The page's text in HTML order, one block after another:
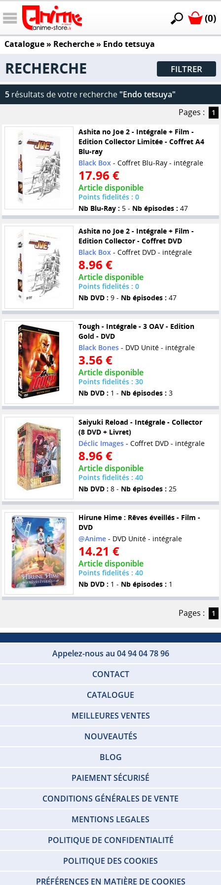
(0)
Catalogue» Recherche » Endo tetsuya
RECHERCHE FILTRER
5 résultats de votre recherche "Endo tetsuya"
Pages :
1
Ashita no Joe 2 - Intégrale + Film -
Edition Collector Limitée - Coffret A4
Blu-ray
Black Box- Coffret Blu-Ray - intégrale
17.96 €
Article disponible
Points fidelités : 0
Nb Blu-Ray : 5 - Nb épisodes : 47
Ashita no Joe 2 - Intégrale + Film -
Edition Collector - Coffret DVD
Black Box- Coffret DVD - intégrale
8.96 €
Article disponible
Points fidelités : 0
Nb DVD : 9 - Nb épisodes : 47
Tough - Intégrale - 3 OAV - Edition
Gold - DVD
Black Bones- DVD Unité - intégrale
3.56 €
Article disponible
Points fidelités : 30
Nb DVD : 1 - Nb épisodes : 3
Saiyuki Reload - Intégrale - Collector
(8 DVD + Livret)
Déclic Images- Coffret DVD - intégrale
8.96 €
Article disponible
Points fidelités : 40
Nb DVD : 8 - Nb épisodes : 25
Hirune Hime : Rêves éveillés - Film -
DVD
@Anime- DVD Unité - intégrale
14.21 €
Article disponible
Points fidelités : 40
Nb DVD : 1 - Nb épisodes : 1
Pages : 1
Appelez-nous au 04 94 04 78 96
CONTACT
CATALOGUE
MEILLEURES VENTES
NOUVEAUTÉS
BLOG
PAIEMENT SÉCURISÉ
CONDITIONS GÉNÉRALES DE VENTE
MENTIONS LEGALES
POLITIQUE DE CONFIDENTIALITÉ
POLITIQUE DES COOKIES
PRÉFÉRENCES EN MATIÈRE DE COOKIES